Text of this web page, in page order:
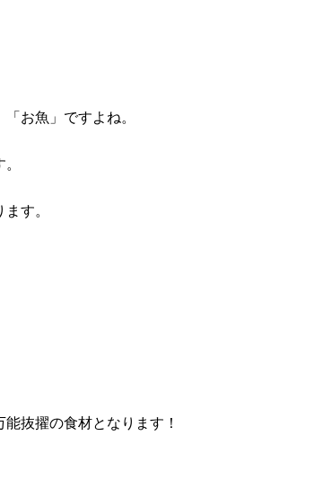
お魚」ですよね。
す。
抜擢の食材となります！